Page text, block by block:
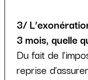
3/
3 mois, quelle
Du fait de
reprise